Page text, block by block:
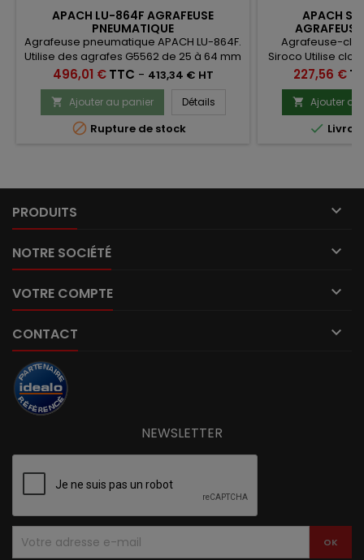
APACH LU-864F AGRAFEUSE
PNEUMATIQUE
Agrafeuse pneumatique APACH LU-864F.
Utilise des agrafes G5562 de 25 à 64 mm
Ce produit est remplacé par l'Apach LU-
1580F
Prix
496,01 € TTC - 413,34 € HT
 Ajouter au panier Détails
 Rupture de stock
APACH
Agrafeuse-
Siroco Utilise
agrafes
Prix
227,56 €
 Ajouter au

PRODUITS 
NOTRE SOCIÉTÉ 
VOTRE COMPTE 
CONTACT 
NEWSLETTER